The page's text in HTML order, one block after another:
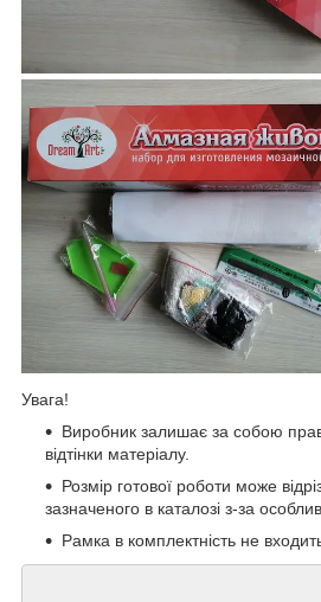
Увага!
Виробник залишає за собою
відтінки матеріалу.
Розмір готової роботи може
зазначеного в каталозі з-за
Рамка в комплектність не